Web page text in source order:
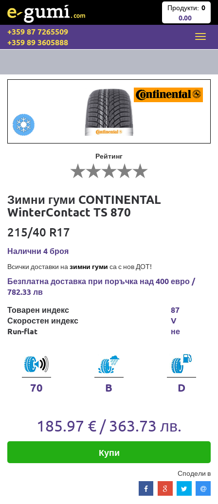
Продукти: 0
0.00
+359 87 7265509
+359 89 3605888
Рейтинг
Зимни гуми CONTINENTAL
WinterContact TS 870
215/40 R17
Налични 4 броя
Всички доставки на зимни гуми са с нов ДОТ!
Безплатна доставка при поръчка над 400 евро /
782.33 лв
Товарен индекс
Скоростен индекс
Run-flat
87
V
не
70 B D
185.97 € / 363.73 лв.
Купи
Сподели в